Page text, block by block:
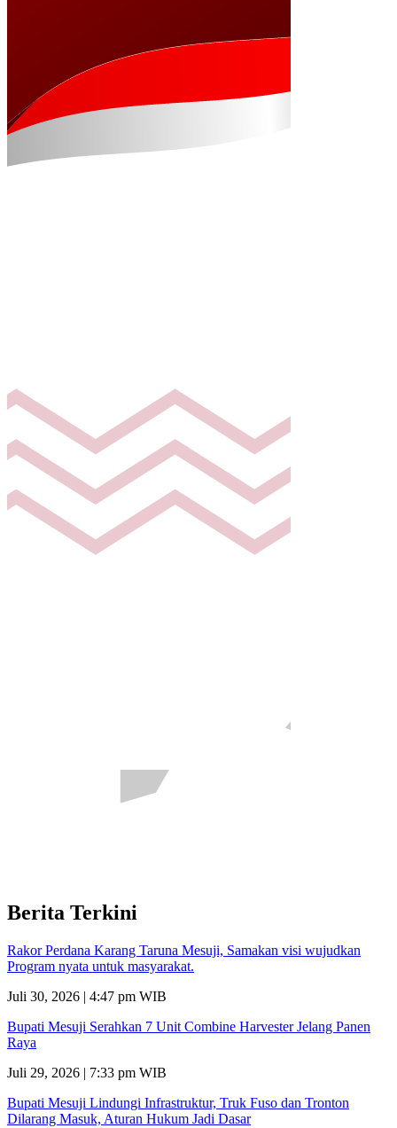
Berita Terkini
Rakor Perdana Karang Taruna Mesuji, Samakan visi wujudkan
Program nyata untuk masyarakat.
Juli 30, 2026 | 4:47 pm WIB
Bupati Mesuji Serahkan 7 Unit Combine Harvester Jelang Panen
Raya
Juli 29, 2026 | 7:33 pm WIB
Bupati Mesuji Lindungi Infrastruktur, Truk Fuso dan Tronton
Dilarang Masuk, Aturan Hukum Jadi Dasar